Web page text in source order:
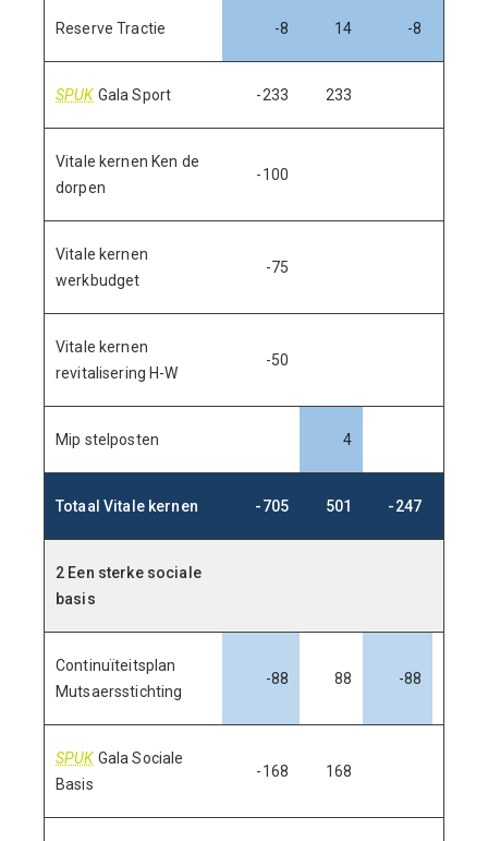
Reserve Tractie -8 14 -8
SPUK Gala Sport -233 233
Vitale kernen Ken de
dorpen
-100
Vitale kernen
werkbudget
-75
Vitale kernen
revitalisering H-W
-50
Mip stelposten 4
Totaal Vitale kernen -705 501 -247
2 Een sterke sociale
basis
Continuïteitsplan
Mutsaersstichting
-88 88 -88
SPUK Gala Sociale
Basis
-168 168